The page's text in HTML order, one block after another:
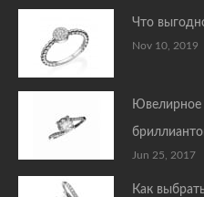
Что
Nov 10, 2019
Ювелирное
Jun 25, 2017
Как